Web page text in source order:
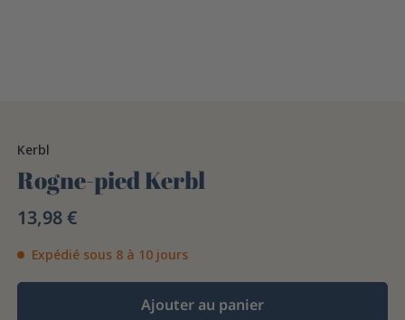
Kerbl
Rogne-pied Kerbl
13,98 €
Expédié sous 8 à 10 jours
Ajouter au panier